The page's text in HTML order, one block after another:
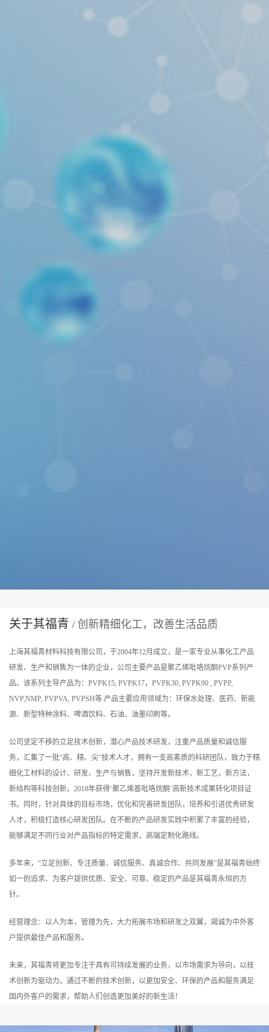
关于其福青 / 创新精细化工，改善生活品质
上海其福青材料科技有限公司，于2004年12月成立，是一家专业从事化工产品
研发、生产和销售为一体的企业，公司主要产品是聚乙烯吡咯烷酮PVP系列产
品。该系列主导产品为：PVPK15, PVPK17，PVPK30, PVPK90 , PVPP,
NVP,NMP, PVPVA, PVPSH等.产品主要应用领域为：环保水处理、医药、新能
源、新型特种涂料、啤酒饮料、石油、油墨印刷等。
公司坚定不移的立足技术创新，潜心产品技术研发，注重产品质量和诚信服
务，汇集了一批“高、精、尖”技术人才，拥有一支高素质的科研团队，致力于精
细化工材料的设计、研发、生产与销售，坚持开发新技术，新工艺，新方法，
新结构等科技创新。2018年获得‘聚乙烯基吡咯烷酮’高新技术成果转化项目证
书。同时，针对具体的目标市场，优化和完善研发团队，培养和引进优秀研发
人才，积极打造核心研发团队。在不断的产品研发实践中积累了丰富的经验，
能够满足不同行业对产品指标的特定需求，高端定制化路线。
多年来，“立足创新、专注质量、诚信服务、真诚合作、共同发展”是其福青始终
如一的追求、为客户提供优质、安全、可靠、稳定的产品是其福青永恒的方
针。
经营理念：以人为本，管理为先，大力拓展市场和研发之双翼，竭诚为中外客
户提供最佳产品和服务。
未来，其福青将更加专注于具有可持续发展的业务，以市场需求为导向，以技
术创新为驱动力。通过不断的技术创新，以更加安全、环保的产品和服务满足
国内外客户的需求，帮助人们创造更加美好的新生活！